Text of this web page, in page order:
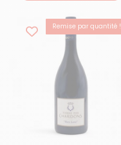
Remise par quantité !